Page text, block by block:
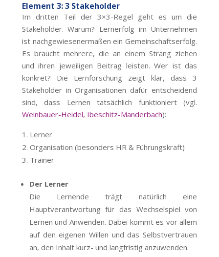
Element 3: 3 Stakeholder
Im dritten Teil der 3×3-Regel geht es um die
Stakeholder. Warum? Lernerfolg im Unternehmen
ist nachgewiesenermaßen ein Gemeinschaftserfolg.
Es braucht mehrere, die an einem Strang ziehen
und ihren jeweiligen Beitrag leisten. Wer ist das
konkret? Die Lernforschung zeigt klar, dass 3
Stakeholder in Organisationen dafür entscheidend
sind, dass Lernen tatsächlich funktioniert (vgl.
Weinbauer-Heidel, Ibeschitz-Manderbach):
Lerner
Organisation (besonders HR & Führungskraft)
Trainer
Der Lerner
Die Lernende trägt natürlich eine
Hauptverantwortung für das Wechselspiel von
Lernen und Anwenden. Dabei kommt es vor allem
auf den eigenen Willen und das Selbstvertrauen
an, den Inhalt kurz- und langfristig anzuwenden.